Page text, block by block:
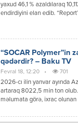
yaxud 46,1 % azaldılaraq
endirdiyini elan edib.
Xidməti “Sumqayıt Tekstil”i
“SOCAR Polymer”in
qədərdir? – Baku TV
Fevral 18, 12:20 • 701
2026-cı ilin yanvar ayında
artaraq 8022,5 min ton
məlumata görə, ixrac
min ton polietilen ixrac